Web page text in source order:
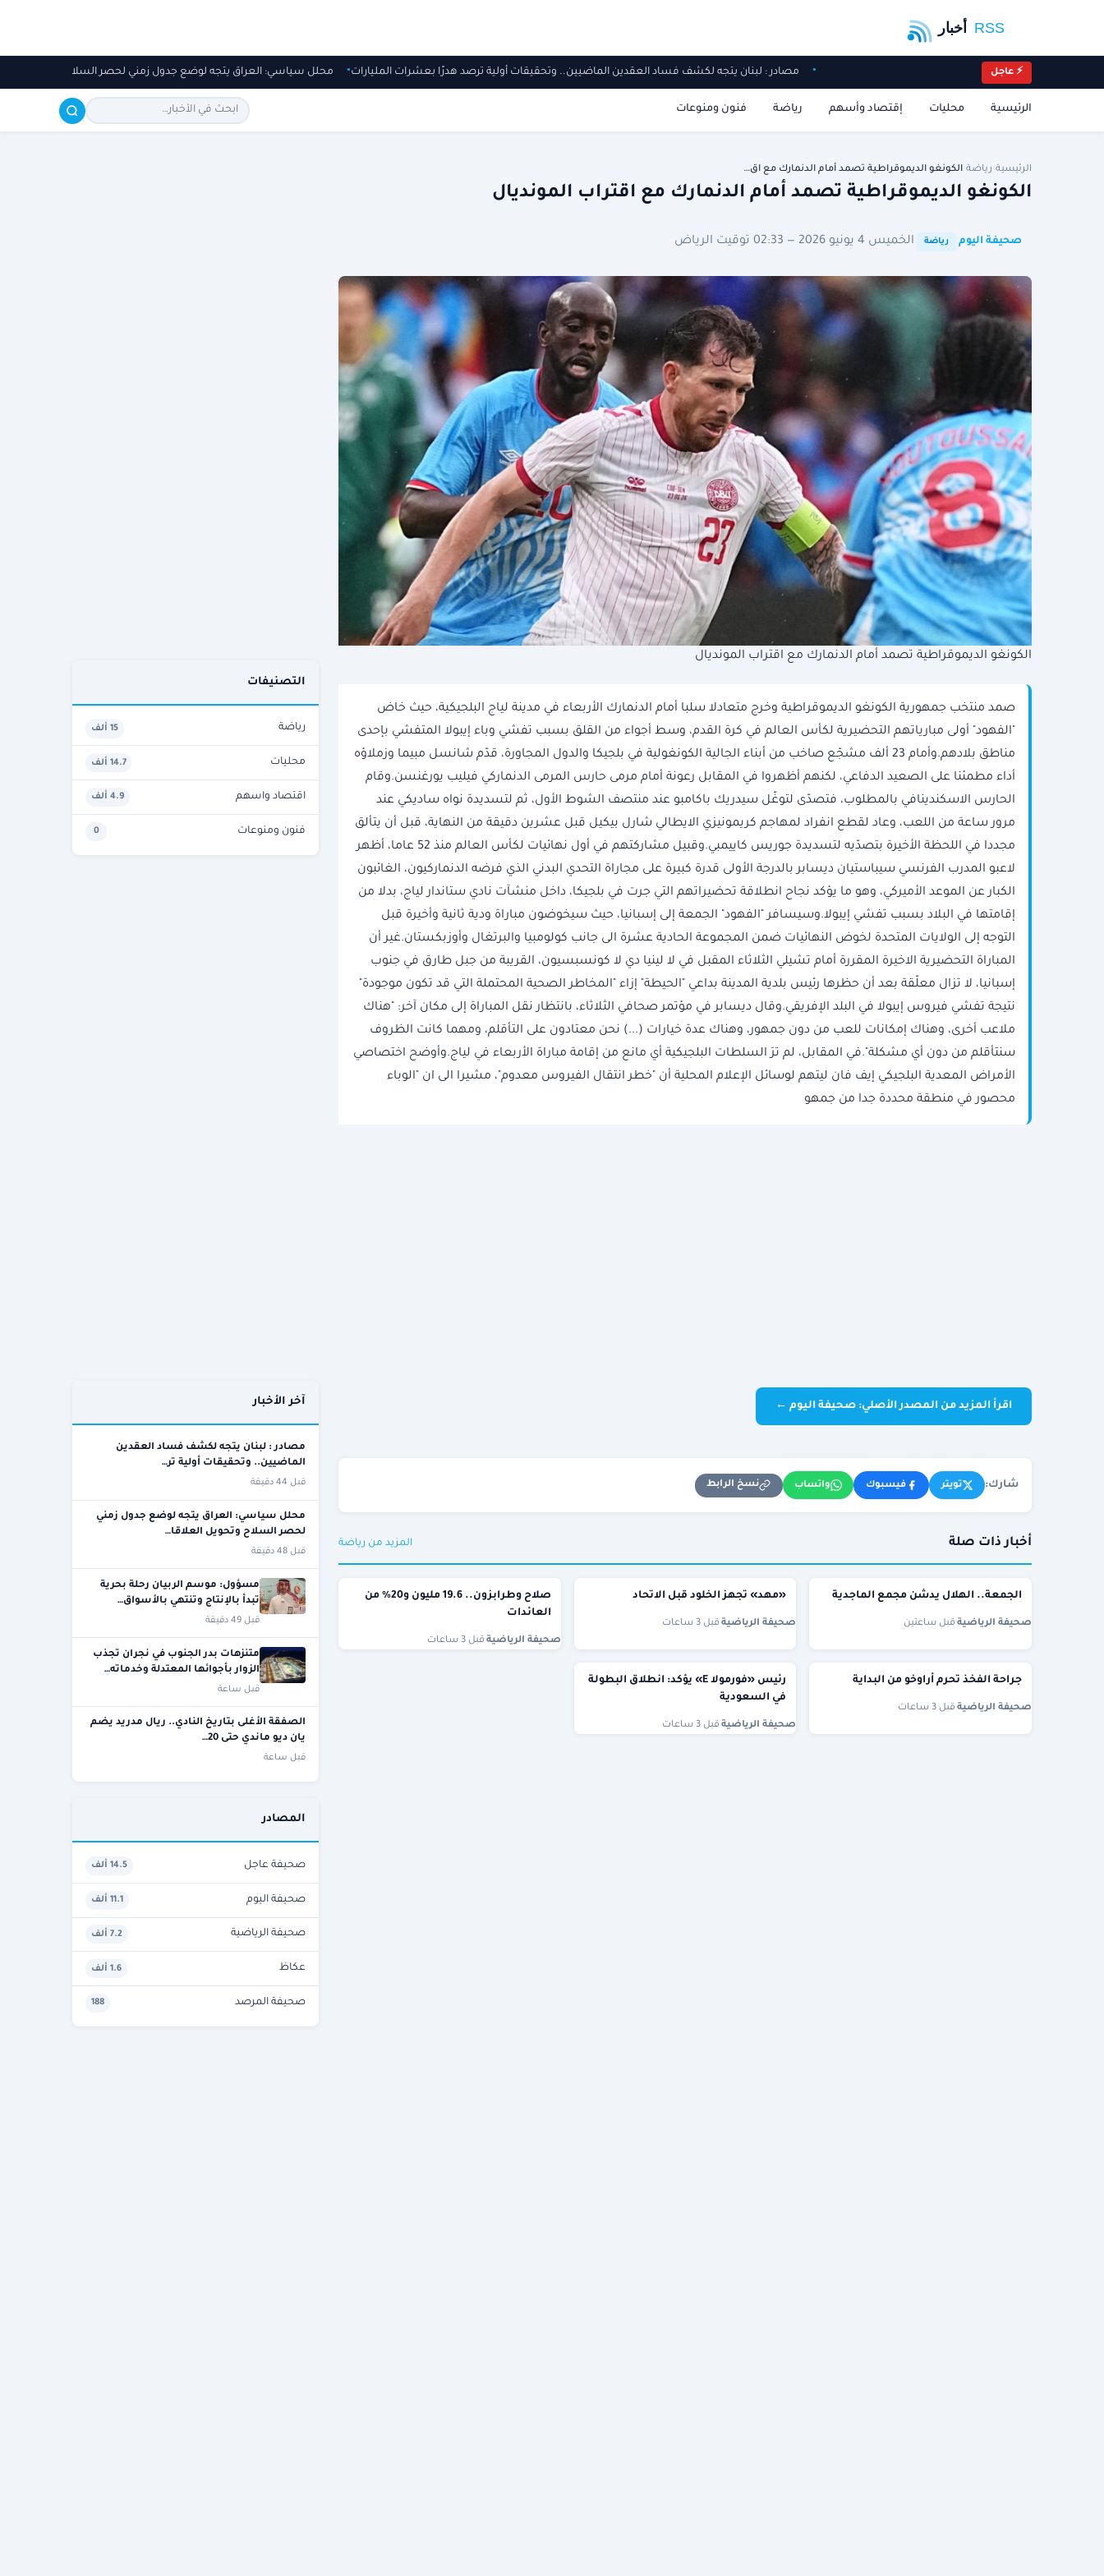
⚡ عاجل مصادر : لبنان يتجه لكشف فساد العقدين الماضيين.. وتحقيقات أولية ترصد هدرًا بعشرات المليارات محلل سياسي: العراق يتجه لوضع جدول زمني لحصر السلاح وتحويل
الرئيسية محليات إقتصاد وأسهم رياضة فنون ومنوعات
الرئيسية رياضة الكونغو الديموقراطية تصمد أمام الدنمارك مع اق…
الكونغو الديموقراطية تصمد أمام الدنمارك مع اقتراب المونديال
صحيفة اليوم رياضة الخميس 4 يونيو 2026 — 02:33 توقيت الرياض
الكونغو الديموقراطية تصمد أمام الدنمارك مع اقتراب المونديال
صمد منتخب جمهورية الكونغو الديموقراطية وخرج متعادلا سلبا أمام الدنمارك الأربعاء في مدينة لياج البلجيكية، حيث خاض
"الفهود" أولى مبارياتهم التحضيرية لكأس العالم في كرة القدم، وسط أجواء من القلق بسبب تفشي وباء إيبولا المتفشي بإحدى
مناطق بلادهم.وأمام 23 ألف مشجّع صاخب من أبناء الجالية الكونغولية في بلجيكا والدول المجاورة، قدّم شانسل مبيما وزملاؤه
أداء مطمئنا على الصعيد الدفاعي، لكنهم أظهروا في المقابل رعونة أمام مرمى حارس المرمى الدنماركي فيليب يورغنسن.وقام
الحارس الاسكندينافي بالمطلوب، فتصدّى لتوغّل سيدريك باكامبو عند منتصف الشوط الأول، ثم لتسديدة نواه ساديكي عند
مرور ساعة من اللعب، وعاد لقطع انفراد لمهاجم كريمونيزي الايطالي شارل بيكيل قبل عشرين دقيقة من النهاية، قبل أن يتألق
مجددا في اللحظة الأخيرة بتصدّيه لتسديدة جوريس كاييمبي.وقبيل مشاركتهم في أول نهائيات لكأس العالم منذ 52 عاما، أظهر
لاعبو المدرب الفرنسي سيباستيان ديسابر بالدرجة الأولى قدرة كبيرة على مجاراة التحدي البدني الذي فرضه الدنماركيون، الغائبون
الكبار عن الموعد الأميركي، وهو ما يؤكد نجاح انطلاقة تحضيراتهم التي جرت في بلجيكا، داخل منشآت نادي ستاندار لياج، بدلا من
إقامتها في البلاد بسبب تفشي إيبولا.وسيسافر "الفهود" الجمعة إلى إسبانيا، حيث سيخوضون مباراة ودية ثانية وأخيرة قبل
التوجه إلى الولايات المتحدة لخوض النهائيات ضمن المجموعة الحادية عشرة الى جانب كولومبيا والبرتغال وأوزبكستان.غير أن
المباراة التحضيرية الاخيرة المقررة أمام تشيلي الثلاثاء المقبل في لا لينيا دي لا كونسبسيون، القريبة من جبل طارق في جنوب
إسبانيا، لا تزال معلّقة بعد أن حظرها رئيس بلدية المدينة بداعي "الحيطة" إزاء "المخاطر الصحية المحتملة التي قد تكون موجودة"
نتيجة تفشي فيروس إيبولا في البلد الإفريقي.وقال ديسابر في مؤتمر صحافي الثلاثاء، بانتظار نقل المباراة إلى مكان آخر: "هناك
ملاعب أخرى، وهناك إمكانات للعب من دون جمهور، وهناك عدة خيارات (...) نحن معتادون على التأقلم، ومهما كانت الظروف
سنتأقلم من دون أي مشكلة".في المقابل، لم ترَ السلطات البلجيكية أي مانع من إقامة مباراة الأربعاء في لياج.وأوضح اختصاصي
الأمراض المعدية البلجيكي إيف فان ليتهم لوسائل الإعلام المحلية أن "خطر انتقال الفيروس معدوم"، مشيرا الى ان "الوباء
محصور في منطقة محددة جدا من جمهو
اقرأ المزيد من المصدر الأصلي: صحيفة اليوم ←
شارك: تويتر فيسبوك واتساب نسخ الرابط
أخبار ذات صلة المزيد من رياضة
الجمعة.. الهلال يدشن مجمع الماجدية
صحيفة الرياضية قبل ساعتين
«مهد» تجهز الخلود قبل الاتحاد
صحيفة الرياضية· قبل 3 ساعات
صلاح وطرابزون.. 19.6 مليون و20% من
العائدات
صحيفة الرياضية قبل 3 ساعات
جراحة الفخذ تحرم أراوخو من البداية
صحيفة الرياضية قبل 3 ساعات
رئيس «فورمولا E» يؤكد: انطلاق البطولة
في السعودية
صحيفة الرياضية· قبل 3 ساعات
التصنيفات
رياضة 15 ألف
محليات 14.7 ألف
اقتصاد واسهم 4.9 ألف
فنون ومنوعات 0
آخر الأخبار
مصادر : لبنان يتجه لكشف فساد العقدين
الماضيين.. وتحقيقات أولية تر…
قبل 44 دقيقة
محلل سياسي: العراق يتجه لوضع جدول زمني
لحصر السلاح وتحويل العلاقا…
قبل 48 دقيقة
مسؤول: موسم الربيان رحلة بحرية
تبدأ بالإنتاج وتنتهي بالأسواق…
قبل 49 دقيقة
متنزهات بدر الجنوب في نجران تجذب
الزوار بأجوائها المعتدلة وخدماته…
قبل ساعة
الصفقة الأغلى بتاريخ النادي.. ريال مدريد يضم
يان ديو ماندي حتى 20…
قبل ساعة
المصادر
صحيفة عاجل 14.5 ألف
صحيفة اليوم 11.1 ألف
صحيفة الرياضية 7.2 ألف
عكاظ 1.6 ألف
صحيفة المرصد 188